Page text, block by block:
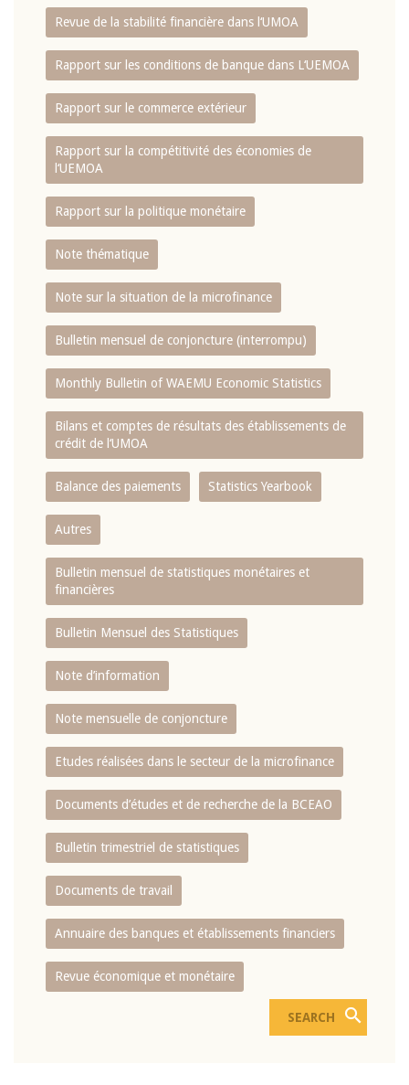
Revue de la stabilité financière dans l‘UMOA
Rapport sur les conditions de banque dans L‘UEMOA
Rapport sur le commerce extérieur
Rapport sur la compétitivité des économies de
l‘UEMOA
Rapport sur la politique monétaire
Note thématique
Note sur la situation de la microfinance
Bulletin mensuel de conjoncture (interrompu)
Monthly Bulletin of WAEMU Economic Statistics
Bilans et comptes de résultats des établissements de
crédit de l‘UMOA
Balance des paiements Statistics Yearbook
Autres
Bulletin mensuel de statistiques monétaires et
financières
Bulletin Mensuel des Statistiques
Note d’information
Note mensuelle de conjoncture
Etudes réalisées dans le secteur de la microfinance
Documents d’études et de recherche de la BCEAO
Bulletin trimestriel de statistiques
Documents de travail
Annuaire des banques et établissements financiers
Revue économique et monétaire